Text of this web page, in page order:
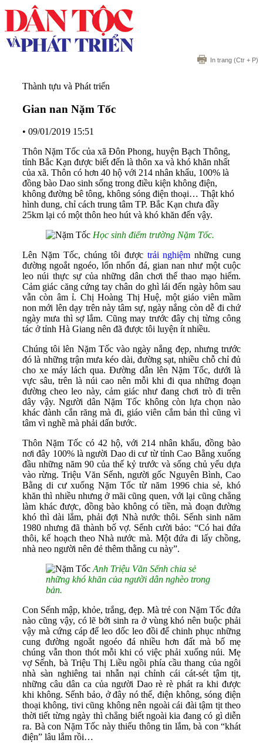
In trang (Ctr + P)
Thành tựu và Phát triển
Gian nan Nặm Tốc
• 09/01/2019 15:51
Thôn Nặm Tốc của xã Đôn Phong, huyện Bạch Thông,
tỉnh Bắc Kạn được biết đến là thôn xa và khó khăn nhất
của xã. Thôn có hơn 40 hộ với 214 nhân khẩu, 100% là
đồng bào Dao sinh sống trong điều kiện không điện,
không đường bê tông, không sóng điện thoại… Thật khó
hình dung, chỉ cách trung tâm TP. Bắc Kạn chưa đầy
25km lại có một thôn heo hút và khó khăn đến vậy.
Học sinh điểm trường Nặm Tốc.
Lên Nặm Tốc, chúng tôi đượctrải nghiệmnhững cung
đường ngoắt ngoéo, lổn nhổn đá, gian nan như một cuộc
leo núi thực sự của những dân chơi thể thao mạo hiểm.
Cảm giác căng cứng tay chân do ghì lái đến ngày hôm sau
vẫn còn âm ỉ. Chị Hoàng Thị Huệ, một giáo viên mầm
non mới lên dạy trên này tâm sự, ngày nắng còn dễ đi chứ
ngày mưa thì sợ lắm. Cũng may trước đây chị từng công
tác ở tỉnh Hà Giang nên đã được tôi luyện ít nhiều.
Chúng tôi lên Nặm Tốc vào ngày nắng đẹp, nhưng trước
đó là những trận mưa kéo dài, đường sạt, nhiều chỗ chỉ đủ
cho xe máy lách qua. Đường dẫn lên Nặm Tốc, dưới là
vực sâu, trên là núi cao nên mỗi khi đi qua những đoạn
đường cheo leo này, cảm giác như đang chơi trò đi trên
dây vậy. Người dân Nặm Tốc không còn lựa chọn nào
khác đành cắn răng mà đi, giáo viên cắm bản thì cũng vì
tâm vì nghề mà phải dấn bước.
Thôn Nặm Tốc có 42 hộ, với 214 nhân khẩu, đồng bào
nơi đây 100% là người Dao di cư từ tỉnh Cao Bằng xuống
đầu những năm 90 của thế kỷ trước và sống chủ yếu dựa
vào rừng. Triệu Văn Sếnh, người gốc Nguyên Bình, Cao
Bằng di cư xuống Nặm Tốc từ năm 1996 chia sẻ, khó
khăn thì nhiều nhưng ở mãi cũng quen, với lại cũng chẳng
làm khác được, đồng bào không có tiền, mà đoạn đường
khó thì dài lắm, phải đợi Nhà nước thôi. Sếnh sinh năm
1980 nhưng đã thành bố vợ. Sếnh cười bảo: “Có hai đứa
thôi, kế hoạch theo Nhà nước mà. Một đứa đi lấy chồng,
nhà neo người nên đẻ thêm thằng cu này”.
Anh Triệu Văn Sếnh chia sẻ
những khó khăn của người dân nghèo trong
bản.
Con Sếnh mập, khỏe, trắng, đẹp. Mà trẻ con Nặm Tốc đứa
nào cũng vậy, có lẽ bởi sinh ra ở vùng khó nên buộc phải
vậy mà cứng cáp để leo dốc leo đồi để chinh phục những
cung đường ngoắt ngoéo đá nhiều hơn đất mà bố mẹ
chúng vẫn thon thót mỗi khi có việc phải xuống núi. Mẹ
vợ Sếnh, bà Triệu Thị Liều ngồi phía cầu thang của ngôi
nhà sàn nghiêng tai nhẫn nại chỉnh cái cát-sét tậm tịt,
những câu dân ca của người Dao rè rè phát ra khi được
khi không. Sếnh bảo, ở đây nó thế, điện không, sóng điện
thoại không, tivi cũng không nên ngoài cái đài tậm tịt theo
thời tiết từng ngày thì chẳng biết ngoài kia đang có gì diễn
ra. Bà con Nặm Tốc này thiếu thông tin lắm, bà con “khát
điện” lâu lắm rồi…